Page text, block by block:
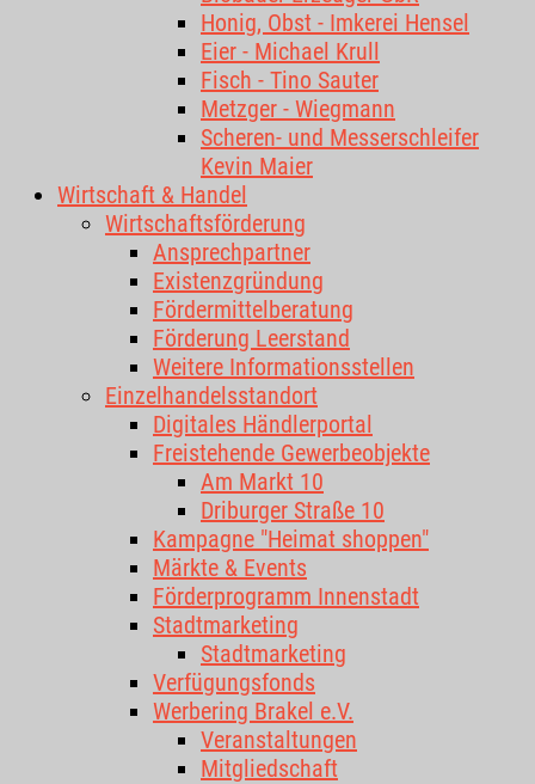
Honig, Obst - Imkerei Hensel
Eier - Michael Krull
Fisch - Tino Sauter
Metzger - Wiegmann
Scheren- und Messerschleifer
Kevin Maier
Wirtschaft & Handel
Wirtschaftsförderung
Ansprechpartner
Existenzgründung
Fördermittelberatung
Förderung Leerstand
Weitere Informationsstellen
Einzelhandelsstandort
Digitales Händlerportal
Freistehende Gewerbeobjekte
Am Markt 10
Driburger Straße 10
Kampagne "Heimat shoppen"
Märkte & Events
Förderprogramm Innenstadt
Stadtmarketing
Stadtmarketing
Verfügungsfonds
Werbering Brakel e.V.
Veranstaltungen
Mitgliedschaft